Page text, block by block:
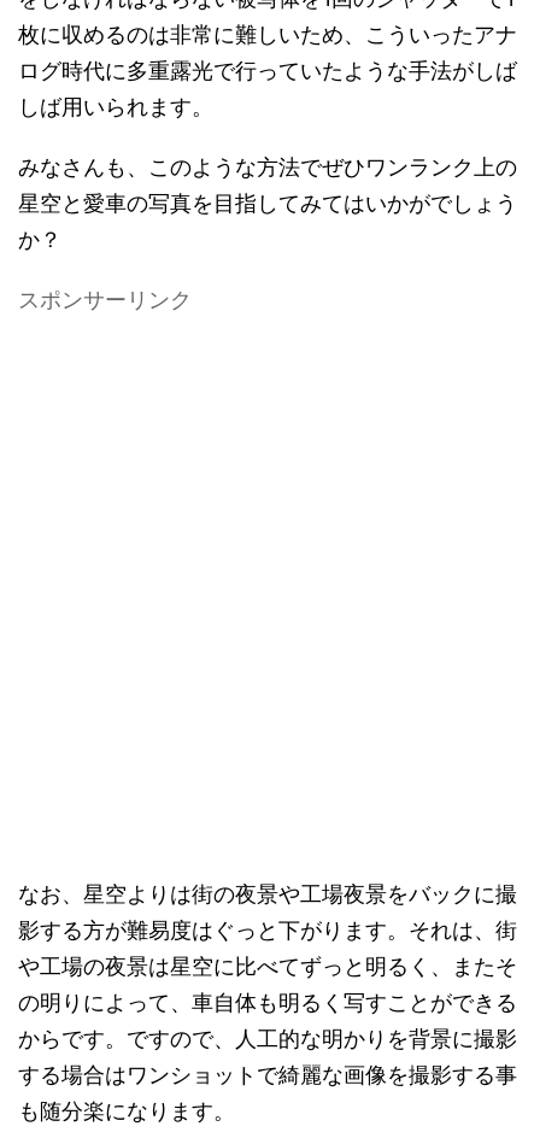
枚に収めるのは非常に難しいため、こういったアナ
ログ時代に多重露光で行っていたような手法がしば
しば用いられます。
みなさんも、このような方法でぜひワンランク上の
星空と愛車の写真を目指してみてはいかがでしょう
か？
スポンサーリンク
なお、星空よりは街の夜景や工場夜景をバックに撮
影する方が難易度はぐっと下がります。それは、街
や工場の夜景は星空に比べてずっと明るく、またそ
の明りによって、車自体も明るく写すことができる
からです。ですので、人工的な明かりを背景に撮影
する場合はワンショットで綺麗な画像を撮影する事
も随分楽になります。